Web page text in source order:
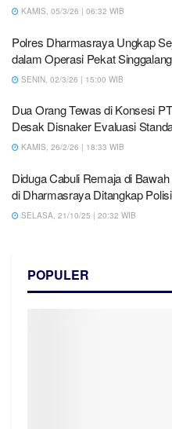
KAMIS, 05/3/26 | 06:32 WIB
Polres Dharmasraya Ungkap
dalam Operasi Pekat
SENIN, 02/3/26 | 15:00 WIB
Dua Orang Tewas di Konsesi
Desak Disnaker Evaluasi
KAMIS, 26/2/26 | 18:33 WIB
Diduga Cabuli Remaja di
di Dharmasraya Ditangkap Polisi
SELASA, 21/10/25 | 20:32 WIB
POPULER